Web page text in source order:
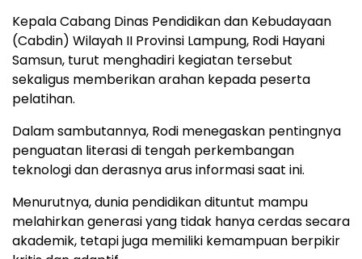
Kepala Cabang Dinas Pendidikan dan Kebudayaan
(Cabdin) Wilayah II Provinsi Lampung, Rodi Hayani
Samsun, turut menghadiri kegiatan tersebut
sekaligus memberikan arahan kepada peserta
pelatihan.
Dalam sambutannya, Rodi menegaskan pentingnya
penguatan literasi di tengah perkembangan
teknologi dan derasnya arus informasi saat ini.
Menurutnya, dunia pendidikan dituntut mampu
melahirkan generasi yang tidak hanya cerdas secara
akademik, tetapi juga memiliki kemampuan berpikir